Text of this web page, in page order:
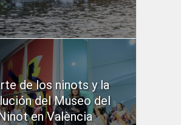
de los ninots y la
del Museo del
en València